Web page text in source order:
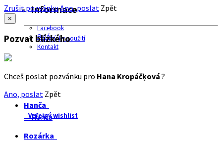
Informace
Facebook
O nás
Podmínky použití
Kontakt
Zrušit pozvánkuAno, poslat Zpět
×
Pozvat blízkého
Chceš poslat pozvánku pro Hana Kropáčķová ?
Ano, poslat Zpět
Hanča
Veřejný wishlist
Hanča
Rozárka